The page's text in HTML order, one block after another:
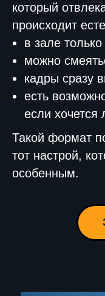
который
происходит
в зале
можно
кадры сразу
есть
если хочется
Такой формат
тот настрой,
особенным.